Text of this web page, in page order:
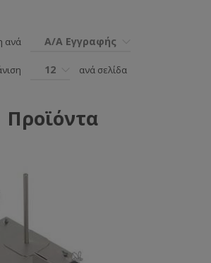
ανά Α/Α Εγγραφής
12 ανά σελίδα
Προϊόντα